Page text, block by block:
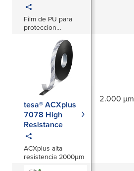
Film de PU para
proteccion
superficies
exteriores
tesa® ACXplus
7078 High
Resistance
ACXplus alta
resistencia 2000µm
2.000 µm